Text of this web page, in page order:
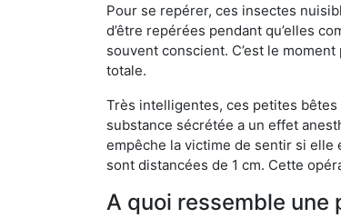
Pour se repérer, ces insectes
d’être repérées pendant qu’elles
souvent conscient. C’est le
totale.
Très intelligentes, ces petites
substance sécrétée a un effet
empêche la victime de sentir si elle
sont distancées de 1 cm. Cette
A quoi ressemble une